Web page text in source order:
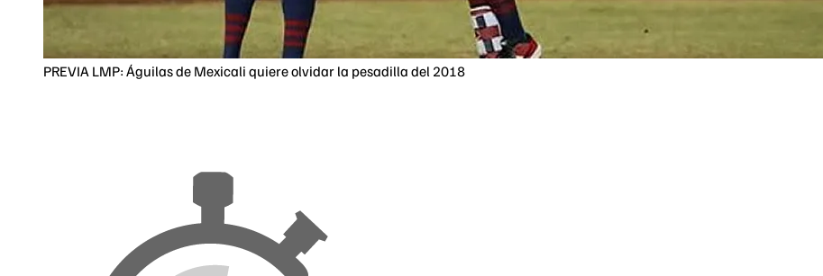
PREVIA LMP: Águilas de Mexicali quiere olvidar la pesadilla del 2018